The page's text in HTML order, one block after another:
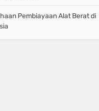
Pembiayaan Alat Berat di